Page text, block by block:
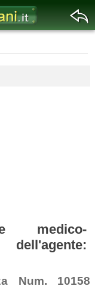
medico-
Num. 10158